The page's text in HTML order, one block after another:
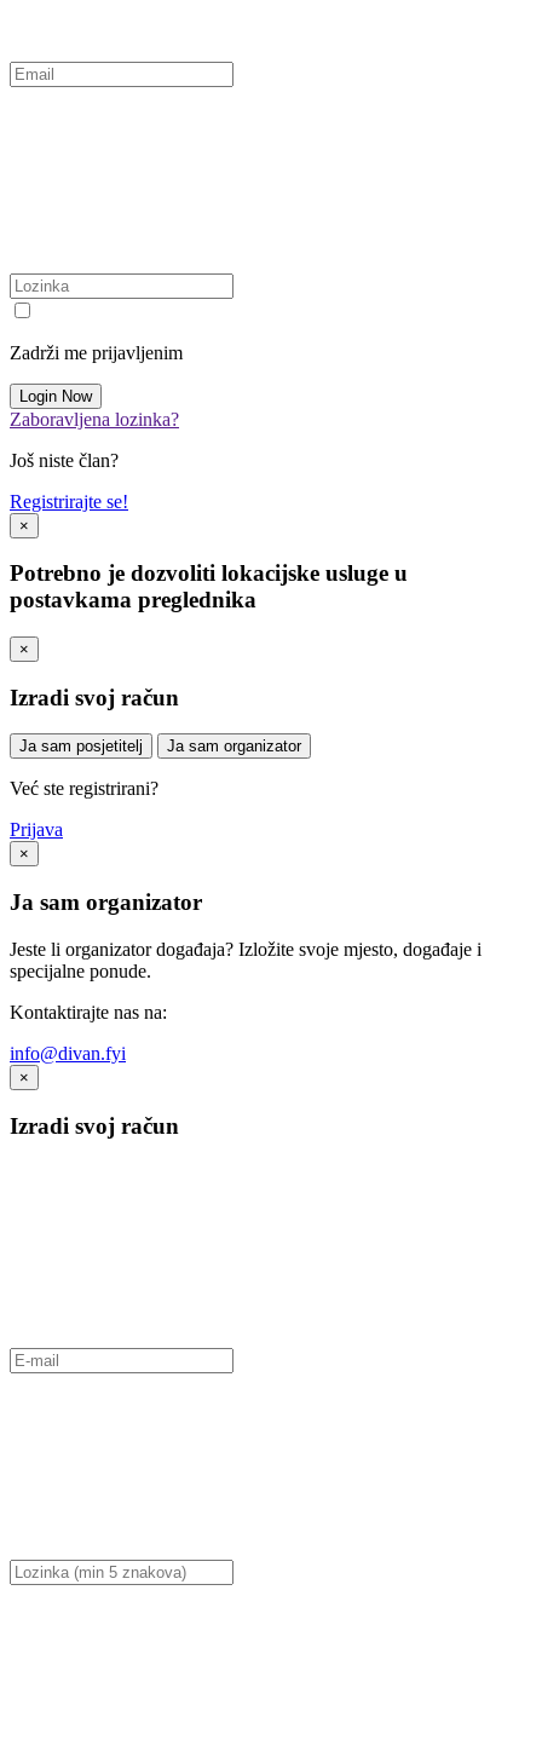
Zadrži me prijavljenim
Zaboravljena lozinka?
Još niste član?
Registrirajte se!
×
Potrebno je dozvoliti lokacijske usluge u
postavkama preglednika
×
Izradi svoj račun
Ja sam posjetitelj Ja sam organizator
Već ste registrirani?
Prijava
×
Ja sam organizator
Jeste li organizator događaja? Izložite svoje mjesto, događaje i
specijalne ponude.
Kontaktirajte nas na:
info@divan.fyi
×
Izradi svoj račun